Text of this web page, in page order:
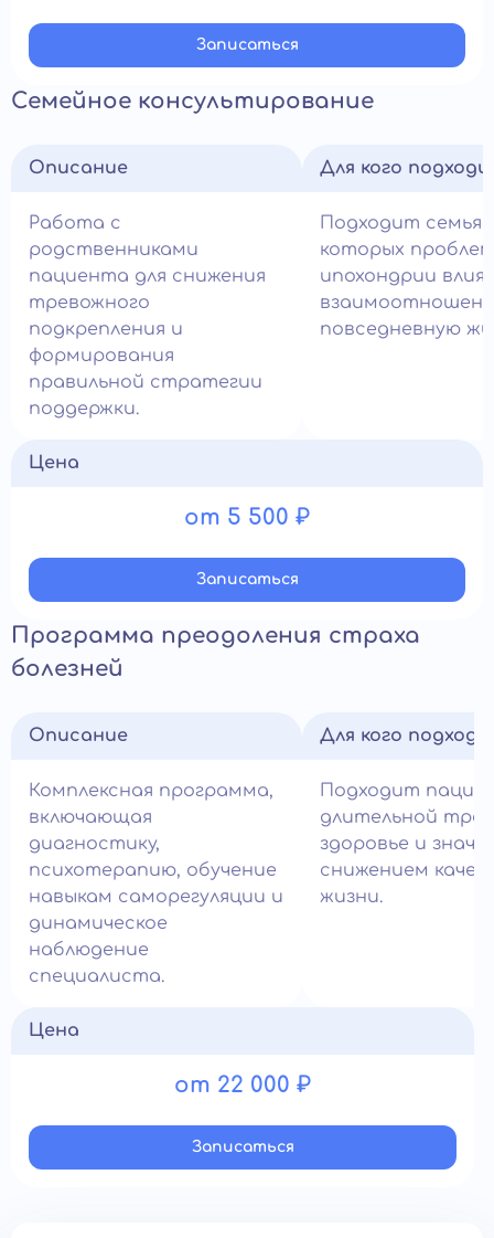
Записатьcя
Семейное консультирование
Описание
Работа с
родственниками
пациента для снижения
тревожного
подкрепления и
формирования
правильной стратегии
поддержки.
Для кого
Подходит
которых
ипохондрии
повседневную
Цена
от 5 500 ₽
Записатьcя
Программа преодоления страха
болезней
Описание
Комплексная программа,
включающая
диагностику,
психотерапию, обучение
навыкам саморегуляции и
динамическое
наблюдение
специалиста.
Для кого
Подходит
длительной
здоровье и
снижением
жизни.
Цена
от 22 000 ₽
Записатьcя